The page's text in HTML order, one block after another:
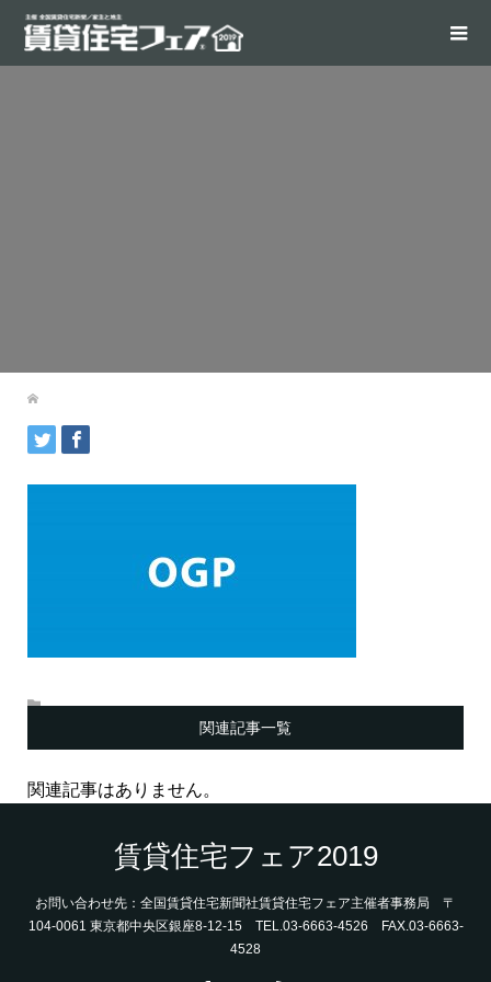
関連記事一覧
関連記事はありません。
賃貸住宅フェア2019
お問い合わせ先：全国賃貸住宅新聞社賃貸住宅フェア主催者事務局 〒
104-0061 東京都中央区銀座8-12-15 TEL.03-6663-4526 FAX.03-6663-
4528